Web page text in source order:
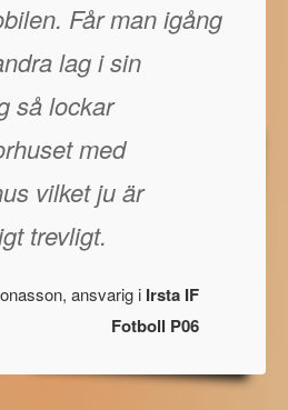
Får man igång
lag i sin
så lockar
med
vilket ju är
trevligt.
ansvarig i Irsta IF
Fotboll P06